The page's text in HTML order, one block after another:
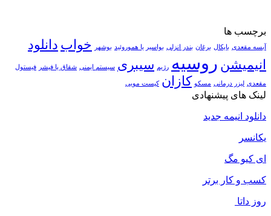
برچسب ها
آبسه مقعدی بایکال برغان بندر انزلی بواسیر یا هموروئید بوشهر خواب دانلود
انیمیشن روسیه رژیم سیبری سیستم ایمنی شقاق یا فیشر فیستول
مقعدی لیزر درمانی مسکو کازان کیست مویی
لینک های پیشنهادی
دانلود انیمه جدید
یکانسر
ای کیو مگ
کسب و کار برتر
روز داتا